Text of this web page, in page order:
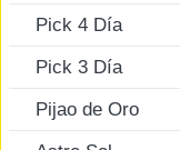
Pick 4 Día
Pick 3 Día
Pijao de Oro